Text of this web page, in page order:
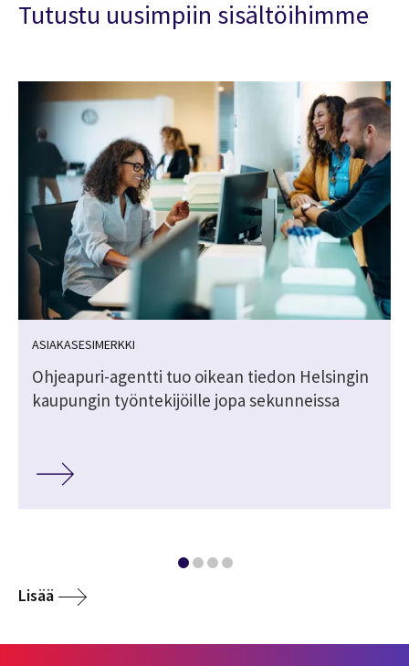
Tutustu uusimpiin sisältöihimme
ASIAKASESIMERKKI
Ohjeapuri-agentti tuo oikean tiedon Helsingin
kaupungin työntekijöille jopa sekunneissa
Lisää